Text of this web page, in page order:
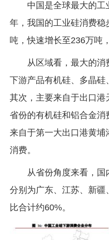
中国是全球最大的
年，我国的工业硅消费
吨，快速增长至236万吨
从区域看，最大的
下游产品有机硅、多晶
其次，主要来自于出口
省份的有机硅和铝合金
来自于第一大出口港黄
消费。
从省份角度来看，
分别为广东、江苏、新疆
比合计约60%。